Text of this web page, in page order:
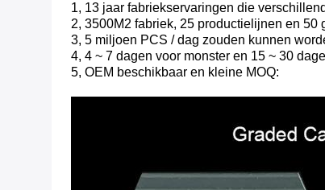
1, 13 jaar fabriekservaringen die
2, 3500M2 fabriek, 25 productielijnen en 50
3, 5 miljoen PCS / dag zouden kunnen
4, 4 ~ 7 dagen voor monster en 15 ~ 30
5, OEM beschikbaar en kleine MOQ: